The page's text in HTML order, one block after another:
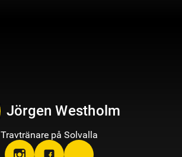
Jörgen Westholm
Travtränare på Solvalla